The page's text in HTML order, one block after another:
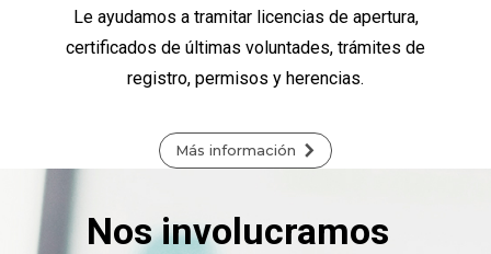
Le ayudamos a tramitar licencias de apertura,
certificados de últimas voluntades, trámites de
registro, permisos y herencias.
Más información
Nos involucramos